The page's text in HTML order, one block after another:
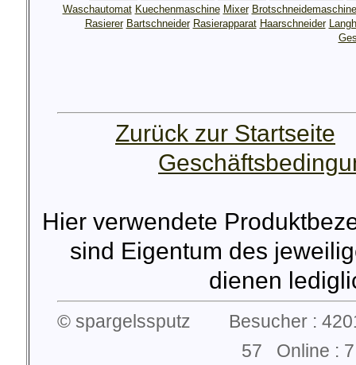
Waschautomat Kuechenmaschine Mixer Brotschneidemaschine
Rasierer Bartschneider Rasierapparat Haarschneider
Zurück zur Startseite
Hier verwendete
sind Eigentum des
dienen
© spargelssputz Besucher :
57 Online